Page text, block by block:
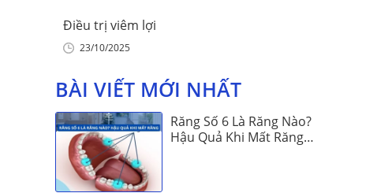
Điều trị viêm lợi
23/10/2025
BÀI VIẾT MỚI NHẤT
Răng Số 6 Là Răng Nào?
Hậu Quả Khi Mất Răng